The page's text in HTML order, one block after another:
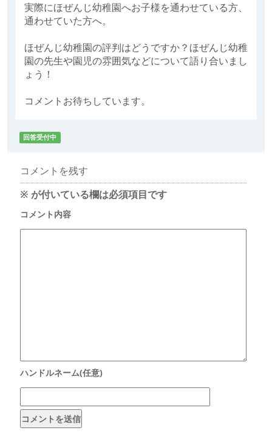
実際にほぜんじ幼稚園へお子様を通わせている方、
通わせていた方へ。
ほぜんじ幼稚園の評判はどうですか？ほぜんじ幼稚
園の先生や園児の雰囲気などについて語り合いまし
ょう！
コメントお待ちしています。
回答受付中
コメントを残す
※ が付いている欄は必須項目です